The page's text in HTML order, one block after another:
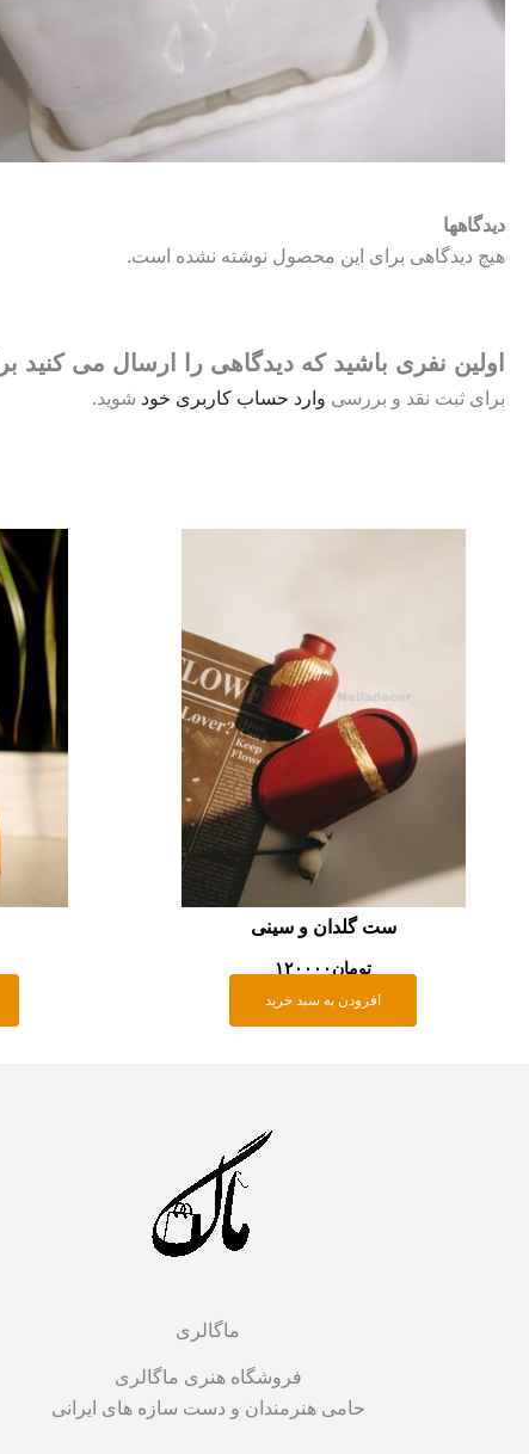
دیدگاهها
هیچ دیدگاهی برای این محصول نوشته نشده است.
اولین نفری باشید که دیدگاهی را ارسال می کنید
برای ثبت نقد و بررسی وارد حساب کاربری خود شوید.
ست گلدان و سینی
تومان۱۲۰۰۰۰
افزودن به سبد خرید
ماگالری
فروشگاه هنری ماگالری
حامی هنرمندان و دست سازه های ایرانی